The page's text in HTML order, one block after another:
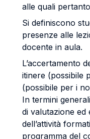
alle quali
Si definiscono
presenze alle
docente in aula.
L’accertamento
itinere (possibile
(possibile per i
In termini
di valutazione ed
dell’attività
programma del